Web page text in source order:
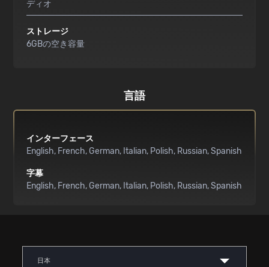
ディオ
ストレージ
6GBの空き容量
言語
インターフェース
English French German Italian Polish Russian Spanish
字幕
English French German Italian Polish Russian Spanish
日本